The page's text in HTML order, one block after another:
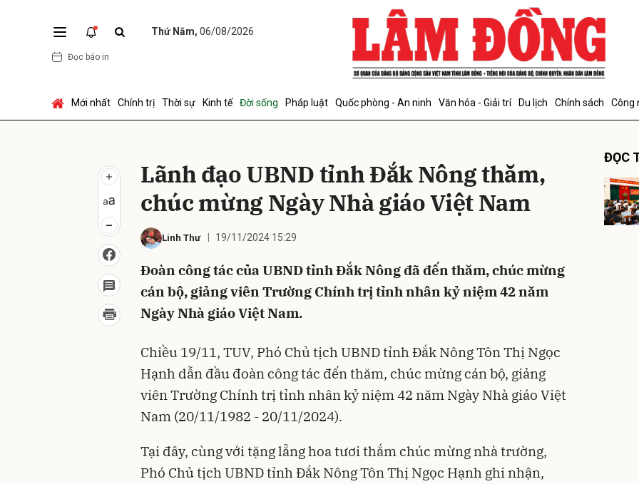
Thứ Năm, 06/08/2026
Đọc báo in
Mới nhất Chính trị Thời sự Kinh tế Đời sống Pháp luật Quốc phòng - An ninh Văn hóa - Giải trí Du lịch Chính sách Công
Lãnh đạo UBND tỉnh Đắk Nông thăm,
chúc mừng Ngày Nhà giáo Việt Nam
Linh Thư 19/11/2024 15:29
Đoàn công tác của UBND tỉnh Đắk Nông đã đến thăm, chúc mừng
cán bộ, giảng viên Trường Chính trị tỉnh nhân kỷ niệm 42 năm
Ngày Nhà giáo Việt Nam.
Chiều 19/11, TUV, Phó Chủ tịch UBND tỉnh Đắk Nông Tôn Thị Ngọc
Hạnh dẫn đầu đoàn công tác đến thăm, chúc mừng cán bộ, giảng
viên Trường Chính trị tỉnh nhân kỷ niệm 42 năm Ngày Nhà giáo Việt
Nam (20/11/1982 - 20/11/2024).
Tại đây, cùng với tặng lẵng hoa tươi thắm chúc mừng nhà trường,
Phó Chủ tịch UBND tỉnh Đắk Nông Tôn Thị Ngọc Hạnh ghi nhận,
ĐỌC
Gửi bình luận